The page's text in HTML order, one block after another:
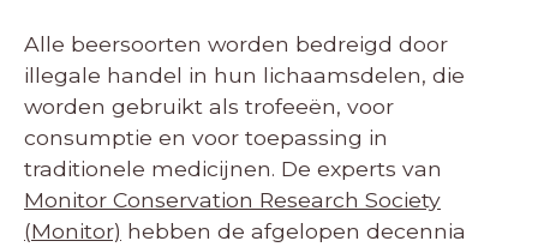
Alle beer­soorten worden bedreigd door
illegale handel in hun lichaamsdelen, die
worden gebruikt als trofeeën, voor
consumptie en voor toepassing in
traditionele medicijnen. De experts van
Monitor Conservation Research Society
(Monitor) hebben de afgelopen decennia